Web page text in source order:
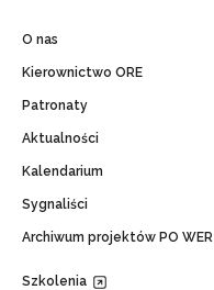
O nas
Kierownictwo ORE
Patronaty
Aktualności
Kalendarium
Sygnaliści
Archiwum projektów PO WER
Szkolenia